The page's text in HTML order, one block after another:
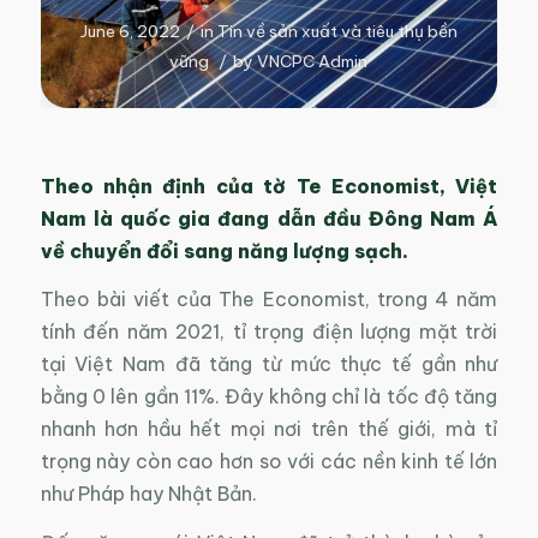
June 6, 2022 / inTin về sản xuất và tiêu thụ bền
vững / byVNCPC Admin
Theo nhận định của tờ Te Economist, Việt
Nam là quốc gia đang dẫn đầu Đông Nam Á
về chuyển đổi sang năng lượng sạch.
Theo bài viết của The Economist, trong 4 năm
tính đến năm 2021, tỉ trọng điện lượng mặt trời
tại Việt Nam đã tăng từ mức thực tế gần như
bằng 0 lên gần 11%. Đây không chỉ là tốc độ tăng
nhanh hơn hầu hết mọi nơi trên thế giới, mà tỉ
trọng này còn cao hơn so với các nền kinh tế lớn
như Pháp hay Nhật Bản.